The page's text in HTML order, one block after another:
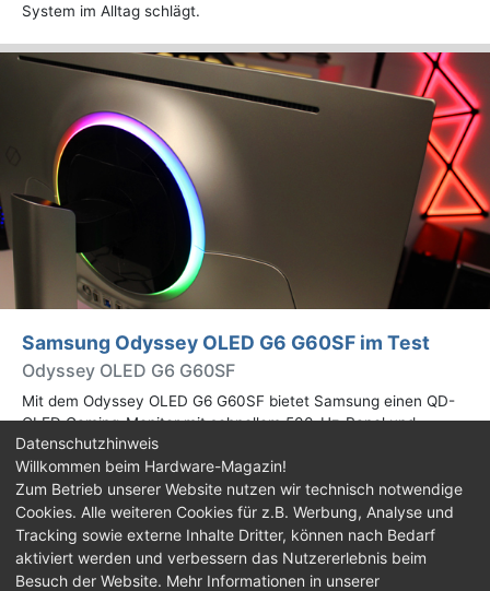
System im Alltag schlägt.
Samsung Odyssey OLED G6 G60SF im Test
Odyssey OLED G6 G60SF
Mit dem Odyssey OLED G6 G60SF bietet Samsung einen QD-
OLED Gaming-Monitor mit schnellem 500-Hz-Panel und
WQHD-Auflösung an. Wir haben den 27 Zoll großen Monitor auf
Herz und Nieren geprüft.
Impressum| Kontakt |Jobs |Datenschutz |
Consent‑Einstellungen |Haftungsausschluss
Datenschutzhinweis
Willkommen beim Hardware-Magazin!
Zum Betrieb unserer Website nutzen wir technisch notwendige
Cookies. Alle weiteren Cookies für z.B. Werbung, Analyse und
Tracking sowie externe Inhalte Dritter, können nach Bedarf
aktiviert werden und verbessern das Nutzererlebnis beim
Besuch der Website. Mehr Informationen in unserer